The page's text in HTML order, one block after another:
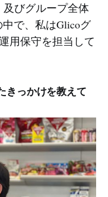
びグループ全体
で、私はGlicoグ
用保守を担当して
きっかけを教えて